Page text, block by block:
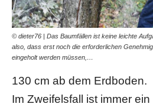
© dieter76 | Das Baumfällen ist keine leichte
also, dass erst noch die erforderlichen
eingeholt werden müssen,…
130 cm ab dem Erdboden.
Im Zweifelsfall ist immer